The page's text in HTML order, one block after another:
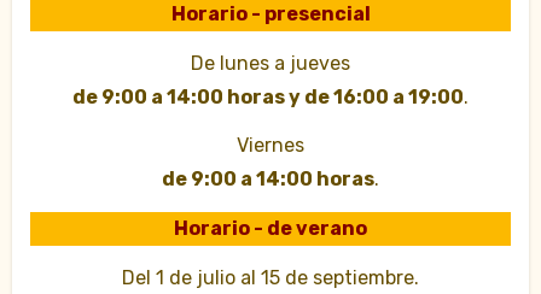
Horario - presencial
De lunes a jueves
de 9:00 a 14:00 horas y de 16:00 a 19:00.
Viernes
de 9:00 a 14:00 horas.
Horario - de verano
Del 1 de julio al 15 de septiembre.